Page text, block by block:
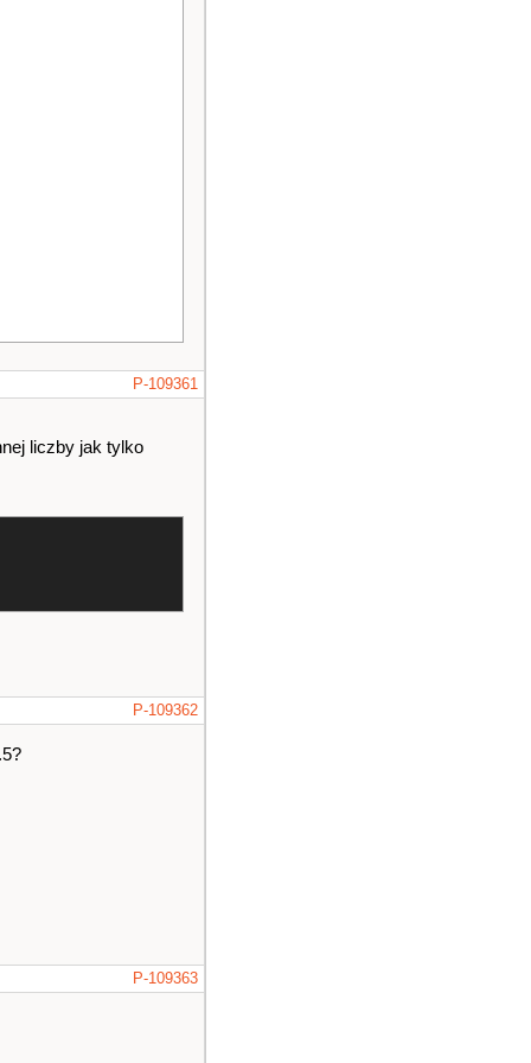
P-109361
liczby jak tylko
P-109362
P-109363